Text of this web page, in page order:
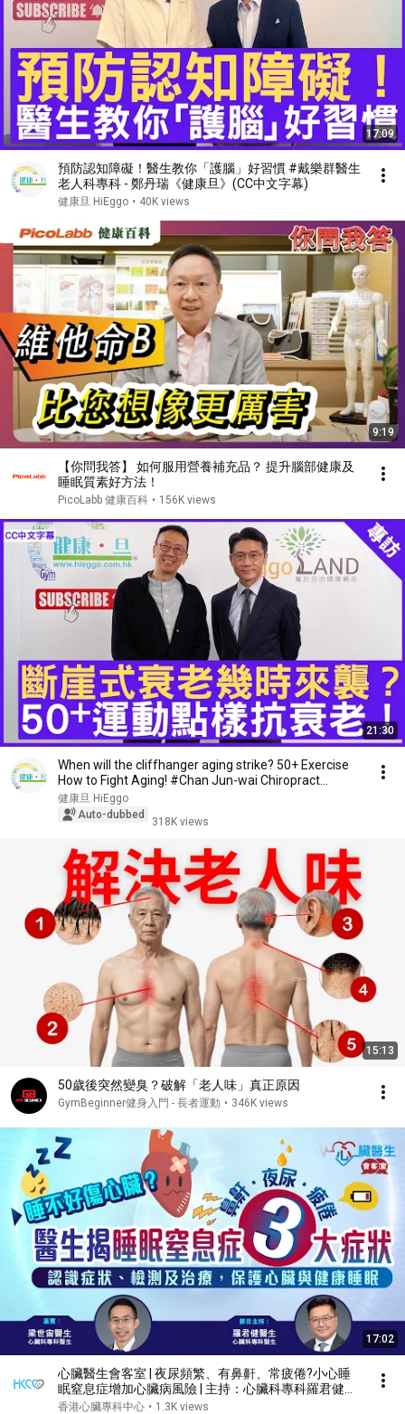
17:09
預防認知障礙！醫生教你「護腦」好習慣 #戴樂群醫生
老人科專科 - 鄭丹瑞《健康旦》(CC中文字幕)
健康旦 HiEggo • 40K views
9:19
【你問我答】 如何服用營養補充品？ 提升腦部健康及
睡眠質素好方法！
PicoLabb 健康百科 • 156K views
21:30
When will the cliffhanger aging strike? 50+ Exercise
How to Fight Aging! #Chan Jun-wai Chiropract...
健康旦 HiEggo
Auto-dubbed
318K views
15:13
50歲後突然變臭？破解「老人味」真正原因
GymBeginner健身入門 - 長者運動 • 346K views
17:02
心臟醫生會客室 | 夜尿頻繁、有鼻鼾、常疲倦?小心睡
眠窒息症增加心臟病風險 | 主持：心臟科專科羅君健醫
生 | 嘉賓：心臟科專科醫生梁世宙醫生
香港心臟專科中心 • 1.3K views